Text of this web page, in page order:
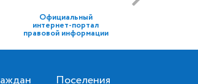
Официальный
интернет-портал
правовой информации
Поселения